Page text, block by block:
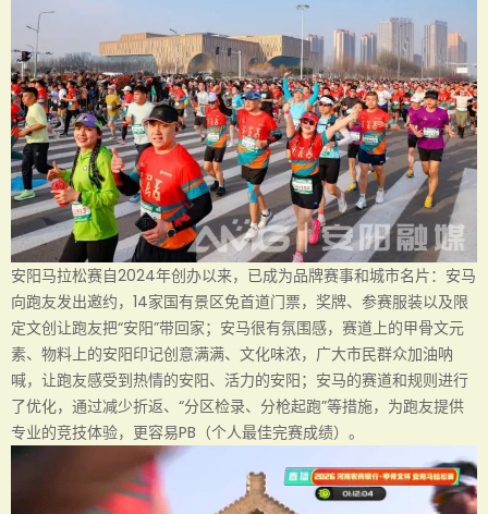
安阳马拉松赛自2024年创办以来，已成为品牌赛事和城市名片：安马
向跑友发出邀约，14家国有景区免首道门票，奖牌、参赛服装以及限
定文创让跑友把“安阳”带回家；安马很有氛围感，赛道上的甲骨文元
素、物料上的安阳印记创意满满、文化味浓，广大市民群众加油呐
喊，让跑友感受到热情的安阳、活力的安阳；安马的赛道和规则进行
了优化，通过减少折返、“分区检录、分枪起跑”等措施，为跑友提供
专业的竞技体验，更容易PB（个人最佳完赛成绩）。